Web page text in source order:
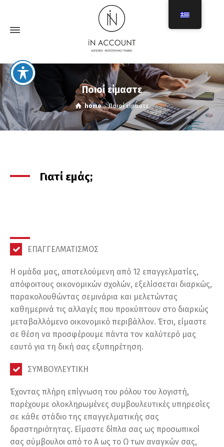
Ποιοί είμαστε
home Ποιοί είμαστε
Γιατί εμάς;
ΕΠΑΓΓΕΛΜΑΤΙΣΜΟΣ
Η ομάδα μας, αποτελούμενη από 12 επαγγελματίες,
απόφοιτους οικονομικών σχολών, εξελίσσεται διαρκώς,
παρακολουθώντας σεμινάρια και μελετώντας
καθημερινά τις αλλαγές που προκύπτουν στο διαρκώς
μεταβαλλόμενο οικονομικό περιβάλλον. Έτσι, είμαστε
σε θέση να προσφέρουμε πάντα τον καλύτερό μας
εαυτό για τη δική σας εξυπηρέτηση.
ΣΥΜΒΟΥΛΕΥΤΙΚΗ
Έχοντας πλήρη επίγνωση του ρόλου του λογιστή,
παρέχουμε ολοκληρωμένες συμβουλευτικές υπηρεσίες
σε κάθε στάδιο της επαγγελματικής σας
δραστηριότητας. Είμαστε δίπλα σας ως προσωπικοί
σας σύμβουλοι από το Α ως το Ω των αναγκών σας,